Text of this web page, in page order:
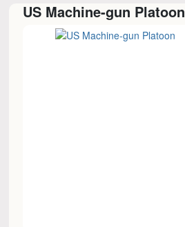
US Machine-gun Platoon